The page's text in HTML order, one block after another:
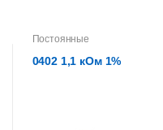
Постоянные
0402 1,1 кОм 1%